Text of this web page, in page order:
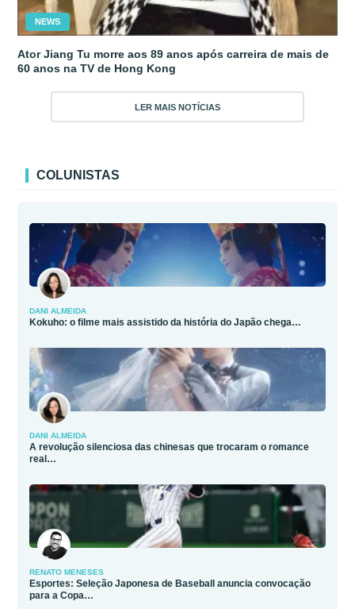
NEWS
Ator Jiang Tu morre aos 89 anos após carreira de mais de
60 anos na TV de Hong Kong
LER MAIS NOTÍCIAS
COLUNISTAS
DANI ALMEIDA
Kokuho: o filme mais assistido da história do Japão chega…
DANI ALMEIDA
A revolução silenciosa das chinesas que trocaram o romance
real…
RENATO MENESES
Esportes: Seleção Japonesa de Baseball anuncia convocação
para a Copa…